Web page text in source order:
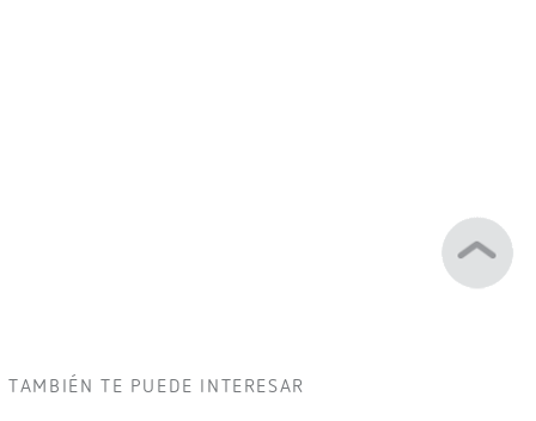
TAMBIÉN TE PUEDE INTERESAR